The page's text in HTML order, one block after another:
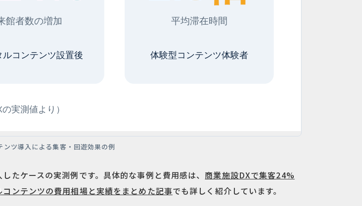
ンツ導入による集客・回遊効果の例
たケースの実測例です。具体的な事例と費用感は、 商業施設DXで集客24%
ンテンツの費用相場と実績をまとめた記事でも詳しく紹介しています。